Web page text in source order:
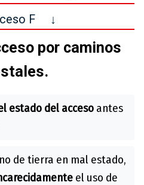
F ↓
por caminos
estado del acceso antes
de tierra en mal estado,
el uso de